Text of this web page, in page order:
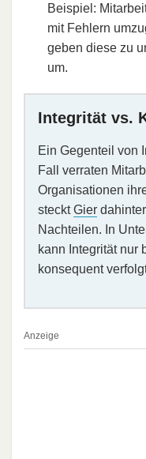
Beispiel:
mit Fehlern
geben diese zu
um.
Integrität vs.
Ein Gegenteil von
Fall verraten
Organisationen
stecktGier
Nachteilen. In
kann Integrität nur
konsequent
Anzeige